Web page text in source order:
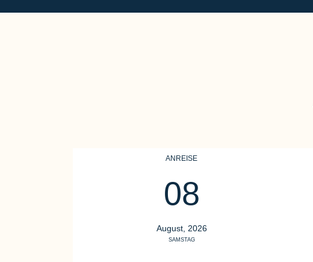
ANREISE
08
August, 2026
SAMSTAG